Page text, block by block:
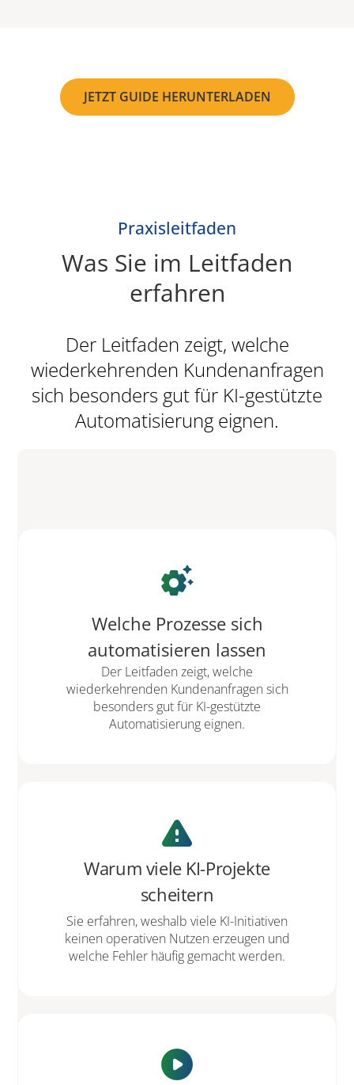
JETZT GUIDE HERUNTERLADEN
Praxisleitfaden
Was Sie im Leitfaden
erfahren
Der Leitfaden zeigt, welche
wiederkehrenden Kundenanfragen
sich besonders gut für KI-gestützte
Automatisierung eignen.
settings_suggest
Welche Prozesse sich
automatisieren lassen
Der Leitfaden zeigt, welche
wiederkehrenden Kundenanfragen sich
besonders gut für KI-gestützte
Automatisierung eignen.
warning
Warum viele KI-Projekte
scheitern
Sie erfahren, weshalb viele KI-Initiativen
keinen operativen Nutzen erzeugen und
welche Fehler häufig gemacht werden.
play_circle